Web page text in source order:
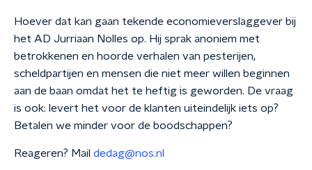
Hoever dat kan gaan tekende economieverslaggever bij
het AD Jurriaan Nolles op. Hij sprak anoniem met
betrokkenen en hoorde verhalen van pesterijen,
scheldpartijen en mensen die niet meer willen beginnen
aan de baan omdat het te heftig is geworden. De vraag
is ook: levert het voor de klanten uiteindelijk iets op?
Betalen we minder voor de boodschappen?
Reageren? Mail dedag@nos.nl